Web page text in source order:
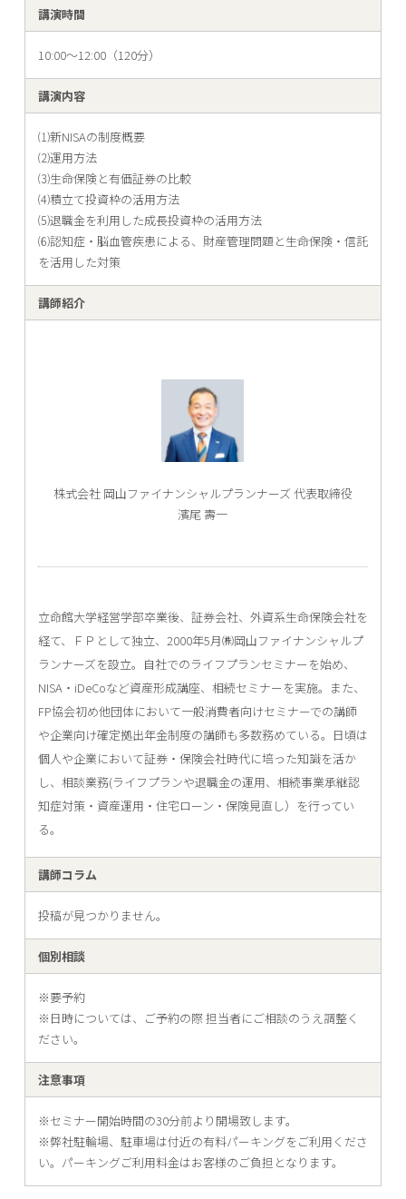
講演時間
10:00～12:00（120分）
講演内容
⑴新NISAの制度概要
⑵運用方法
⑶生命保険と有価証券の比較
⑷積立て投資枠の活用方法
⑸退職金を利用した成長投資枠の活用方法
⑹認知症・脳血管疾患による、財産管理問題と生命保険・信託
を活用した対策
講師紹介
株式会社 岡山ファイナンシャルプランナーズ 代表取締役
濱尾 壽一
立命館大学経営学部卒業後、証券会社、外資系生命保険会社を
経て、ＦＰとして独立、2000年5月㈱岡山ファイナンシャルプ
ランナーズを設立。自社でのライフプランセミナーを始め、
NISA・iDeCoなど資産形成講座、相続セミナーを実施。また、
FP協会初め他団体において一般消費者向けセミナーでの講師
や企業向け確定拠出年金制度の講師も多数務めている。日頃は
個人や企業において証券・保険会社時代に培った知識を活か
し、相談業務(ライフプランや退職金の運用、相続事業承継認
知症対策・資産運用・住宅ローン・保険見直し）を行ってい
る。
講師コラム
投稿が見つかりません。
個別相談
※要予約
※日時については、ご予約の際 担当者にご相談のうえ調整く
ださい。
注意事項
※セミナー開始時間の30分前より開場致します。
※弊社駐輪場、駐車場は付近の有料パーキングをご利用くださ
い。パーキングご利用料金はお客様のご負担となります。